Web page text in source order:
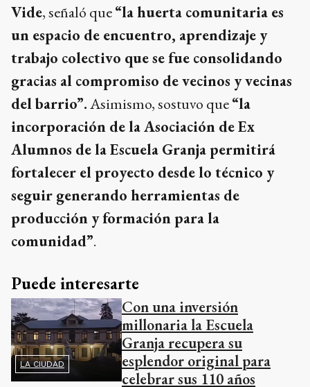
Vide, señaló que“la huerta comunitaria es
un espacio de encuentro, aprendizaje y
trabajo colectivo que se fue consolidando
gracias al compromiso de vecinos y vecinas
del barrio”.Asimismo, sostuvo que“la
incorporación de la Asociación de Ex
Alumnos de la Escuela Granja permitirá
fortalecer el proyecto desde lo técnico y
seguir generando herramientas de
producción y formación para la
comunidad”.
Puede interesarte
LA CIUDAD
Con una inversión
millonaria la Escuela
Granja recupera su
esplendor original para
celebrar sus 110 años